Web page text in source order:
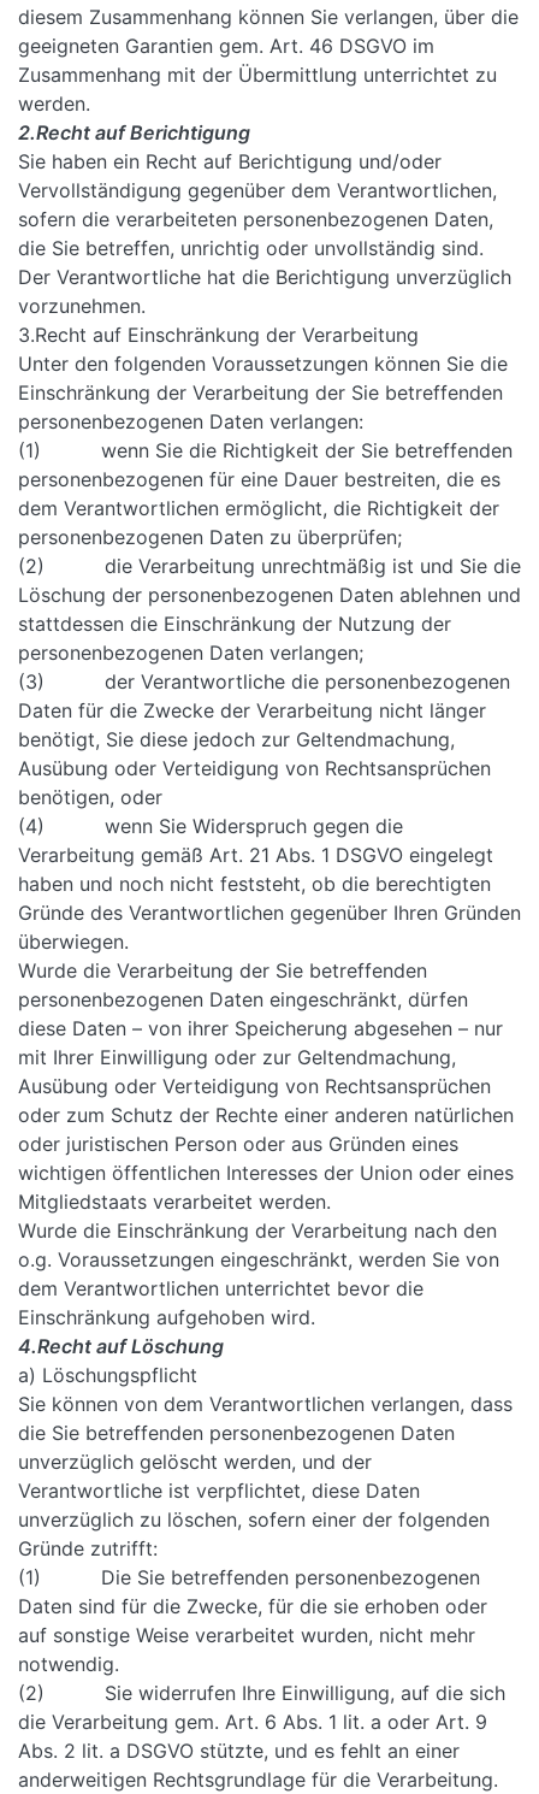
diesem Zusammenhang können Sie verlangen, über die
geeigneten Garantien gem. Art. 46 DSGVO im
Zusammenhang mit der Übermittlung unterrichtet zu
werden.
2.Recht auf Berichtigung
Sie haben ein Recht auf Berichtigung und/oder
Vervollständigung gegenüber dem Verantwortlichen,
sofern die verarbeiteten personenbezogenen Daten,
die Sie betreffen, unrichtig oder unvollständig sind.
Der Verantwortliche hat die Berichtigung unverzüglich
vorzunehmen.
3.Recht auf Einschränkung der Verarbeitung
Unter den folgenden Voraussetzungen können Sie die
Einschränkung der Verarbeitung der Sie betreffenden
personenbezogenen Daten verlangen:
(1) wenn Sie die Richtigkeit der Sie betreffenden
personenbezogenen für eine Dauer bestreiten, die es
dem Verantwortlichen ermöglicht, die Richtigkeit der
personenbezogenen Daten zu überprüfen;
(2) die Verarbeitung unrechtmäßig ist und Sie die
Löschung der personenbezogenen Daten ablehnen und
stattdessen die Einschränkung der Nutzung der
personenbezogenen Daten verlangen;
(3) der Verantwortliche die personenbezogenen
Daten für die Zwecke der Verarbeitung nicht länger
benötigt, Sie diese jedoch zur Geltendmachung,
Ausübung oder Verteidigung von Rechtsansprüchen
benötigen, oder
(4) wenn Sie Widerspruch gegen die
Verarbeitung gemäß Art. 21 Abs. 1 DSGVO eingelegt
haben und noch nicht feststeht, ob die berechtigten
Gründe des Verantwortlichen gegenüber Ihren Gründen
überwiegen.
Wurde die Verarbeitung der Sie betreffenden
personenbezogenen Daten eingeschränkt, dürfen
diese Daten – von ihrer Speicherung abgesehen – nur
mit Ihrer Einwilligung oder zur Geltendmachung,
Ausübung oder Verteidigung von Rechtsansprüchen
oder zum Schutz der Rechte einer anderen natürlichen
oder juristischen Person oder aus Gründen eines
wichtigen öffentlichen Interesses der Union oder eines
Mitgliedstaats verarbeitet werden.
Wurde die Einschränkung der Verarbeitung nach den
o.g. Voraussetzungen eingeschränkt, werden Sie von
dem Verantwortlichen unterrichtet bevor die
Einschränkung aufgehoben wird.
4.Recht auf Löschung
a) Löschungspflicht
Sie können von dem Verantwortlichen verlangen, dass
die Sie betreffenden personenbezogenen Daten
unverzüglich gelöscht werden, und der
Verantwortliche ist verpflichtet, diese Daten
unverzüglich zu löschen, sofern einer der folgenden
Gründe zutrifft:
(1) Die Sie betreffenden personenbezogenen
Daten sind für die Zwecke, für die sie erhoben oder
auf sonstige Weise verarbeitet wurden, nicht mehr
notwendig.
(2) Sie widerrufen Ihre Einwilligung, auf die sich
die Verarbeitung gem. Art. 6 Abs. 1 lit. a oder Art. 9
Abs. 2 lit. a DSGVO stützte, und es fehlt an einer
anderweitigen Rechtsgrundlage für die Verarbeitung.